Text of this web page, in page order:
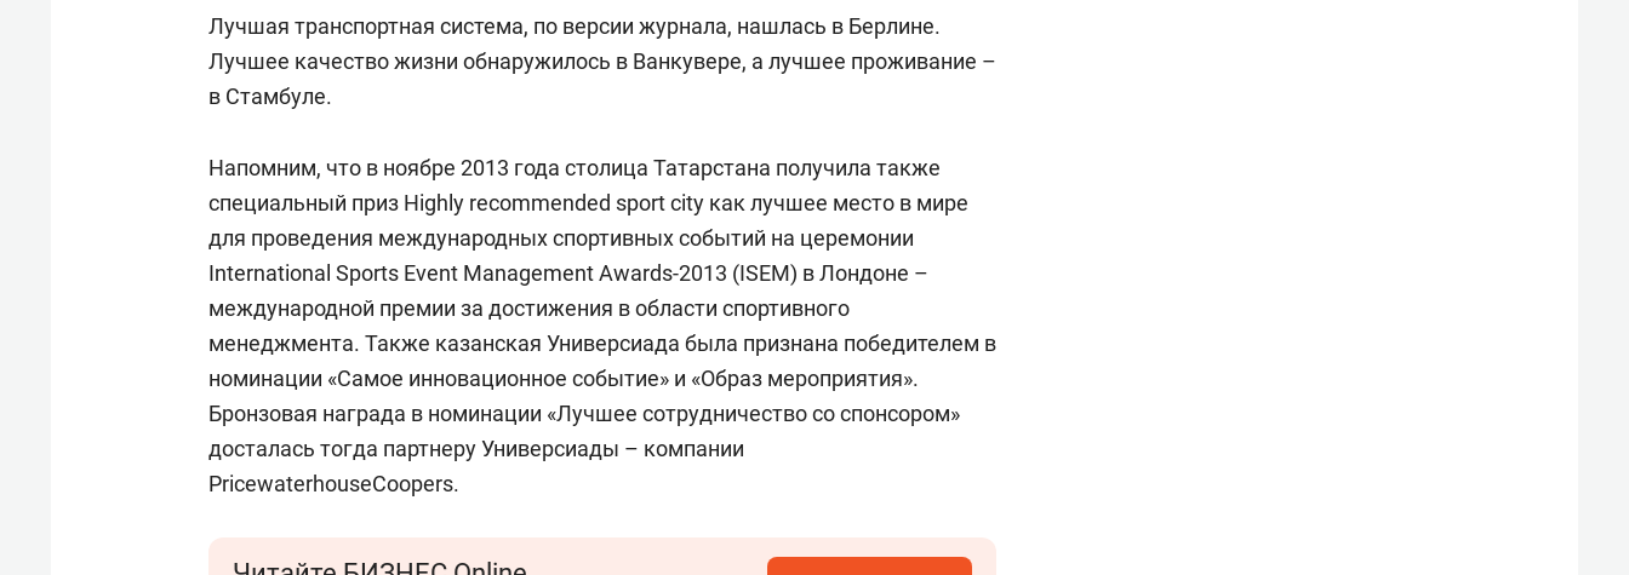
Лучшая транспортная система, по версии журнала, нашлась в Берлине.
Лучшее качество жизни обнаружилось в Ванкувере, а лучшее проживание –
в Стамбуле.
Напомним, что в ноябре 2013 года столица Татарстана получила также
специальный приз Highly recommended sport city как лучшее место в мире
для проведения международных спортивных событий на церемонии
International Sports Event Management Awards-2013 (ISEM) в Лондоне –
международной премии за достижения в области спортивного
менеджмента. Также казанская Универсиада была признана победителем в
номинации «Самое инновационное событие» и «Образ мероприятия».
Бронзовая награда в номинации «Лучшее сотрудничество со спонсором»
досталась тогда партнеру Универсиады – компании
PricеwaterhouseCoopers.